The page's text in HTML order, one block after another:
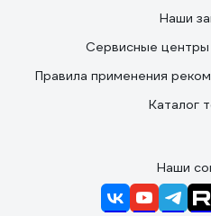
Наши
Сервисные центры
Правила применения
Каталог
Наши